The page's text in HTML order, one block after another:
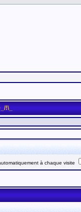
!\_
à chaque visite